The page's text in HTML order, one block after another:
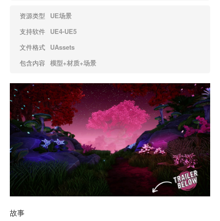
资源类型
UE场景
支持软件 UE4-UE5
文件格式 UAssets
包含内容 模型+材质+场景
故事